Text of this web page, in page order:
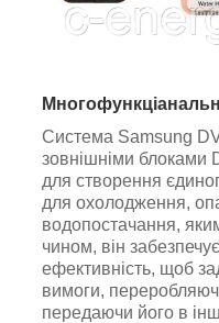
Система Samsung
зовнішніми блоками
для створення
для охолодження,
водопостачання,
чином, він
ефективність, щоб
вимоги,
передаючи його в